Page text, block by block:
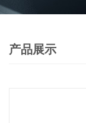
产品展示